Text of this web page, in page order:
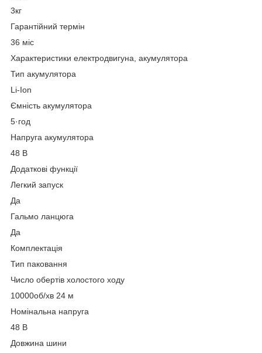
3кг
Гарантійний термін
36 міс
Характеристики електродвигуна, акумулятора
Тип акумулятора
Li-Ion
Ємність акумулятора
5·год
Напруга акумулятора
48 В
Додаткові функції
Легкий запуск
Да
Гальмо ланцюга
Да
Комплектація
Тип паковання
Число обертів холостого ходу
10000об/хв 24 м
Номінальна напруга
48 В
Довжина шини